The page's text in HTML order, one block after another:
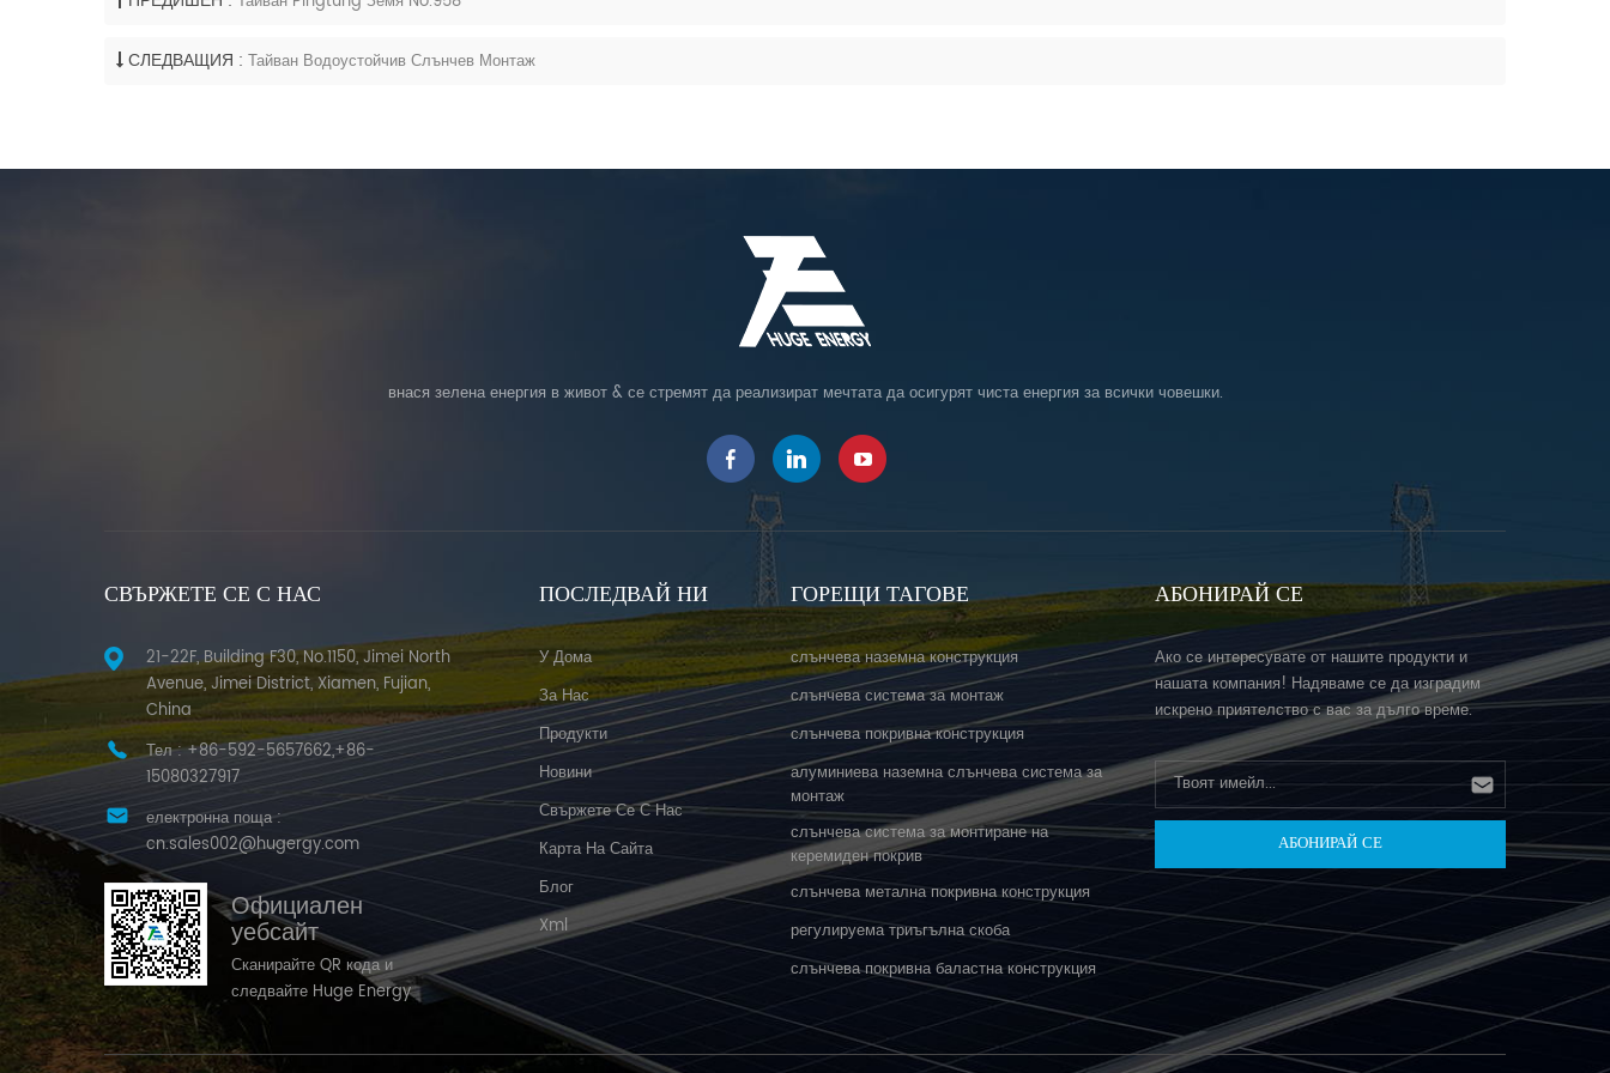
СЛЕДВАЩИЯ : Тайван Водоустойчив Слънчев Монтаж
внася зелена енергия в живот & се стремят да реализират мечтата да осигурят чиста енергия за всички човешки.
СВЪРЖЕТЕ СЕ С НАС
21-22F, Building F30, No.1150, Jimei North
Avenue, Jimei District, Xiamen, Fujian,
China
Тел :+86-592-5657662,+86-
15080327917
електронна поща :
cn.sales002@hugergy.com
Официален
уебсайт
Сканирайте QR кода и
следвайте Huge Energy
ПОСЛЕДВАЙ НИ
У Дома
За Нас
Продукти
Новини
Свържете Се С Нас
Карта На Сайта
Блог
Xml
ГОРЕЩИ ТАГОВЕ
слънчева наземна конструкция
слънчева система за монтаж
слънчева покривна конструкция
алуминиева наземна слънчева система за
монтаж
слънчева система за монтиране на
керемиден покрив
слънчева метална покривна конструкция
регулируема триъгълна скоба
слънчева покривна баластна конструкция
АБОНИРАЙ СЕ
Ако се интересувате от нашите продукти и
нашата компания! Надяваме се да изградим
искрено приятелство с вас за дълго време.